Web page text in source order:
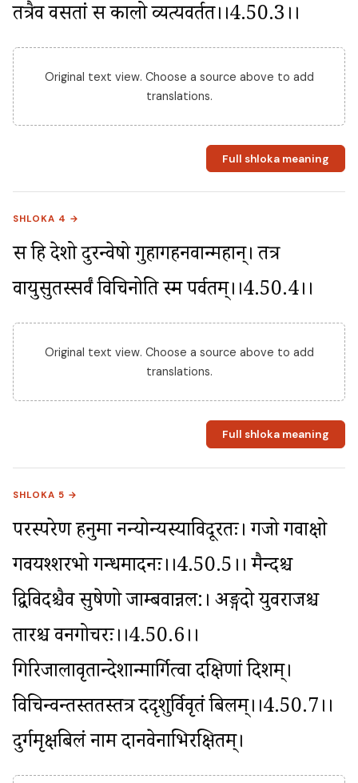
तत्रैव वसतां स कालो व्यत्यवर्तत।।4.50.3।।
Original text view. Choose a source above to add
translations.
Full shloka meaning
SHLOKA 4 →
स हि देशो दुरन्वेषो गुहागहनवान्महान्। तत्र
वायुसुतस्सर्वं विचिनोति स्म पर्वतम्।।4.50.4।।
Original text view. Choose a source above to add
translations.
Full shloka meaning
SHLOKA 5 →
परस्परेण हनुमा नन्योन्यस्याविदूरतः। गजो गवाक्षो
गवयश्शरभो गन्धमादनः।।4.50.5।। मैन्दश्च
द्विविदश्चैव सुषेणो जाम्बवान्नल:। अङ्गदो युवराजश्च
तारश्च वनगोचरः।।4.50.6।।
गिरिजालावृतान्देशान्मार्गित्वा दक्षिणां दिशम्।
विचिन्वन्तस्ततस्तत्र ददृशुर्विवृतं बिलम्।।4.50.7।।
दुर्गमृक्षबिलं नाम दानवेनाभिरक्षितम्।